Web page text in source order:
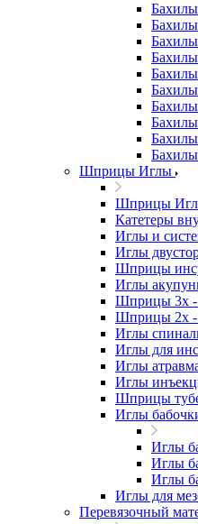
Шприцы Иглы
Шприцы
Катетеры
Иглы и
Иглы
Шприцы
Иглы
Шприцы 3х -
Шприцы 2х -
Иглы
Иглы для
Иглы
Иглы
Шприцы
Иглы
Иглы
Иглы
Иглы
Иглы для
Перевязочный